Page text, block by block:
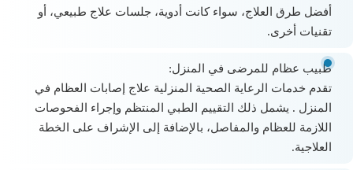
أفضل طرق العلاج، سواء كانت أدوية، جلسات علاج طبيعي، أو
تقنيات أخرى.
طبيب عظام للمرضى في المنزل:
تقدم خدمات الرعاية الصحية المنزلية علاج إصابات العظام في
المنزل . يشمل ذلك التقييم الطبي المنتظم وإجراء الفحوصات
اللازمة للعظام والمفاصل، بالإضافة إلى الإشراف على الخطة
العلاجية.